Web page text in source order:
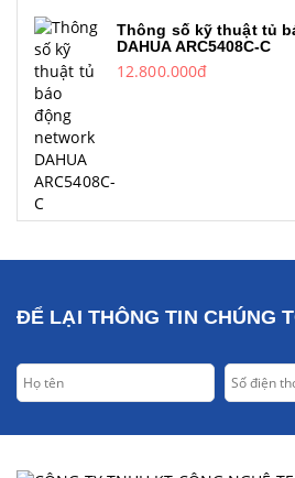
Thông số kỹ thuật tủ
DAHUA ARC5408C-C
12.800.000đ
ĐỂ LẠI THÔNG TIN CHÚNG